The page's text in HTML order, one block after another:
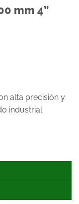
mm 4”
alta precisión y
industrial.